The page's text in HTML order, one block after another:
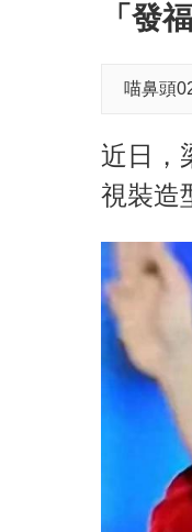
「發
喵鼻頭
近日，
視裝造